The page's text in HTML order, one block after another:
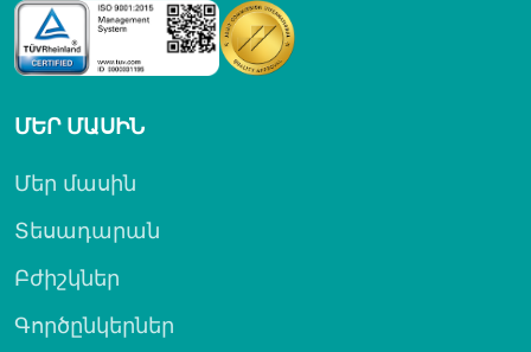
ՄԵՐ ՄԱՍԻՆ
Մեր մասին
Տեսադարան
Բժիշկներ
Գործընկերներ